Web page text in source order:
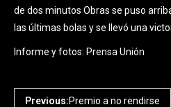
de dos minutos Obras se puso
las últimas bolas y se llevó una
Informe y fotos: Prensa Unión
Previous:Premio a no rendirse